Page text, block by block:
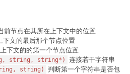
前节点在其所在上下文中的位置
下文的最后那个节点位置
下文的的第一个节点位置
string, string*) 连接若干字符串
string)
判断第一个字符串是否包